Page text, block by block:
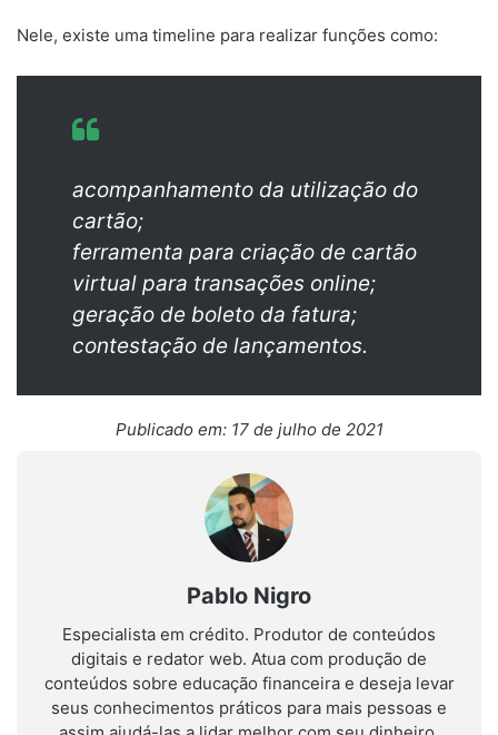
Nele, existe uma timeline para realizar funções como:
acompanhamento da utilização do
cartão;
ferramenta para criação de cartão
virtual para transações online;
geração de boleto da fatura;
contestação de lançamentos.
Publicado em: 17 de julho de 2021
Pablo Nigro
Especialista em crédito. Produtor de conteúdos
digitais e redator web. Atua com produção de
conteúdos sobre educação financeira e deseja levar
seus conhecimentos práticos para mais pessoas e